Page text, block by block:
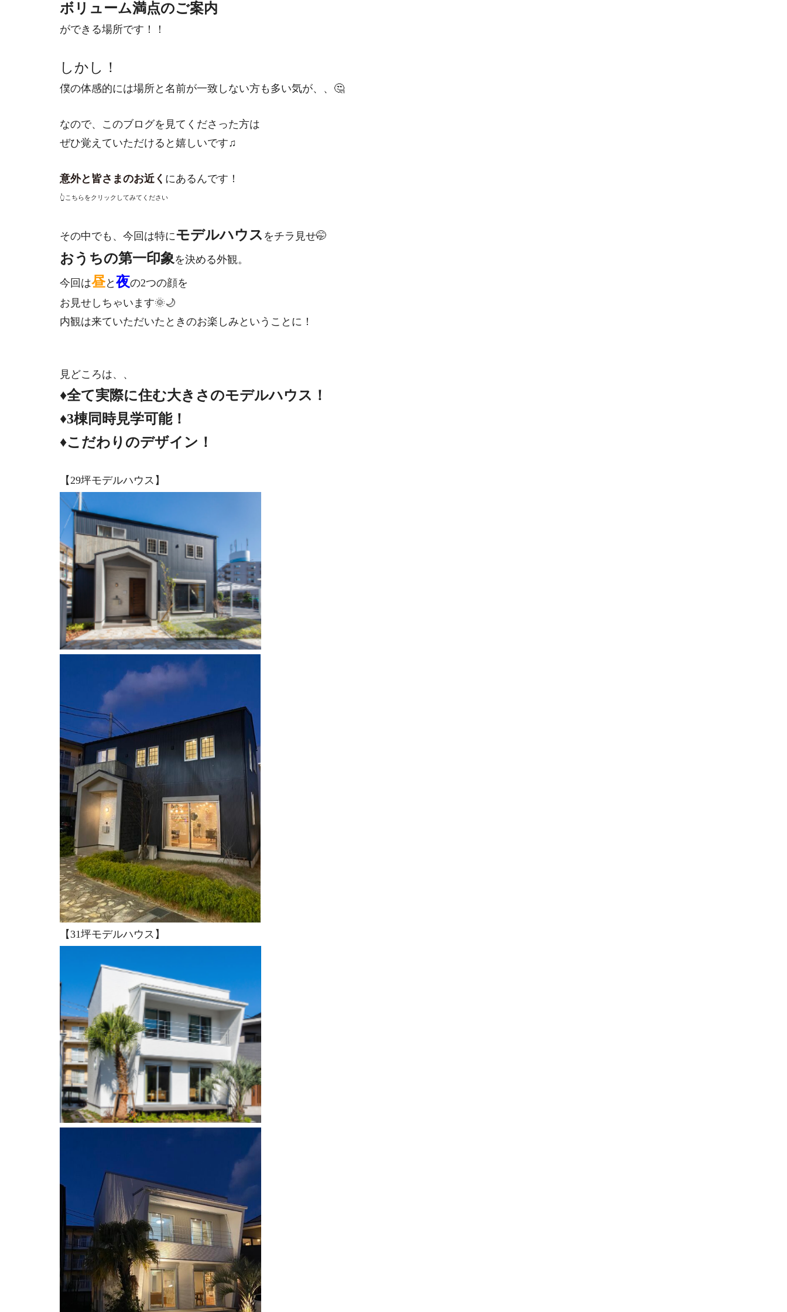
ボリューム満点のご案内
ができる場所です！！
しかし！
僕の体感的には場所と名前が一致しない方も多い気が、、🤔
なので、このブログを見てくださった方は
ぜひ覚えていただけると嬉しいです♫
意外と皆さまのお近く にあるんです！
👆こちらをクリックしてみてください
その中でも、今回は特にモデルハウス をチラ見せ🤭
おうちの第一印象を決める外観。
今回は昼と 夜の2つの顔を
お見せしちゃいます🌞🌙
内観は来ていただいたときのお楽しみということに！
見どころは、、
♦全て実際に住む大きさのモデルハウス！
♦3棟同時見学可能！
♦こだわりのデザイン！
【29坪モデルハウス】
【31坪モデルハウス】